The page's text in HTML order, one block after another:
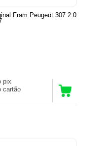
Fram Peugeot 307 2.0
no pix
no cartão